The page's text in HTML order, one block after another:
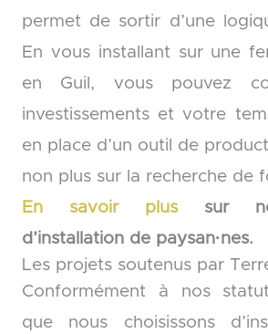
permet de sortir d’une
En vous installant sur une
en Guil, vous pouvez
investissements et votre
en place d’un outil de
non plus sur la recherche de
En savoir plussur
d’installation de paysan·nes.
Les projets soutenus par
Conformément à nos
que nous choisissons